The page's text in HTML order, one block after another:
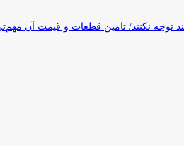
نکنند/ تامین قطعات و قیمت آن